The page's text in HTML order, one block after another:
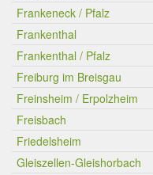
Frankeneck / Pfalz
Frankenthal
Frankenthal / Pfalz
Freiburg im Breisgau
Freinsheim / Erpolzheim
Freisbach
Friedelsheim
Gleiszellen-Gleishorbach